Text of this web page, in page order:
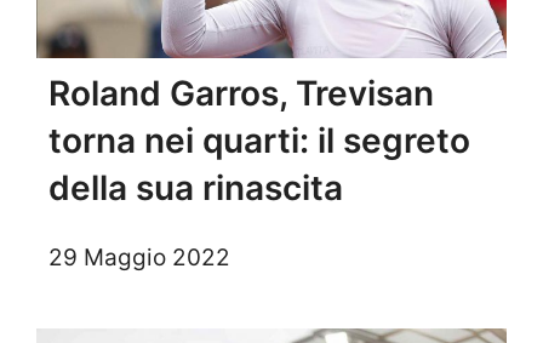
Roland Garros, Trevisan
torna nei quarti: il segreto
della sua rinascita
29 Maggio 2022